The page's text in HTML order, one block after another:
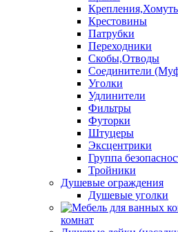
Крестовины
Патрубки
Переходники
Скобы,Отводы
Соединители
Уголки
Удлинители
Фильтры
Футорки
Штуцеры
Эксцентрики
Группа
Тройники
Душевые ограждения
Душевые уголки
комнат